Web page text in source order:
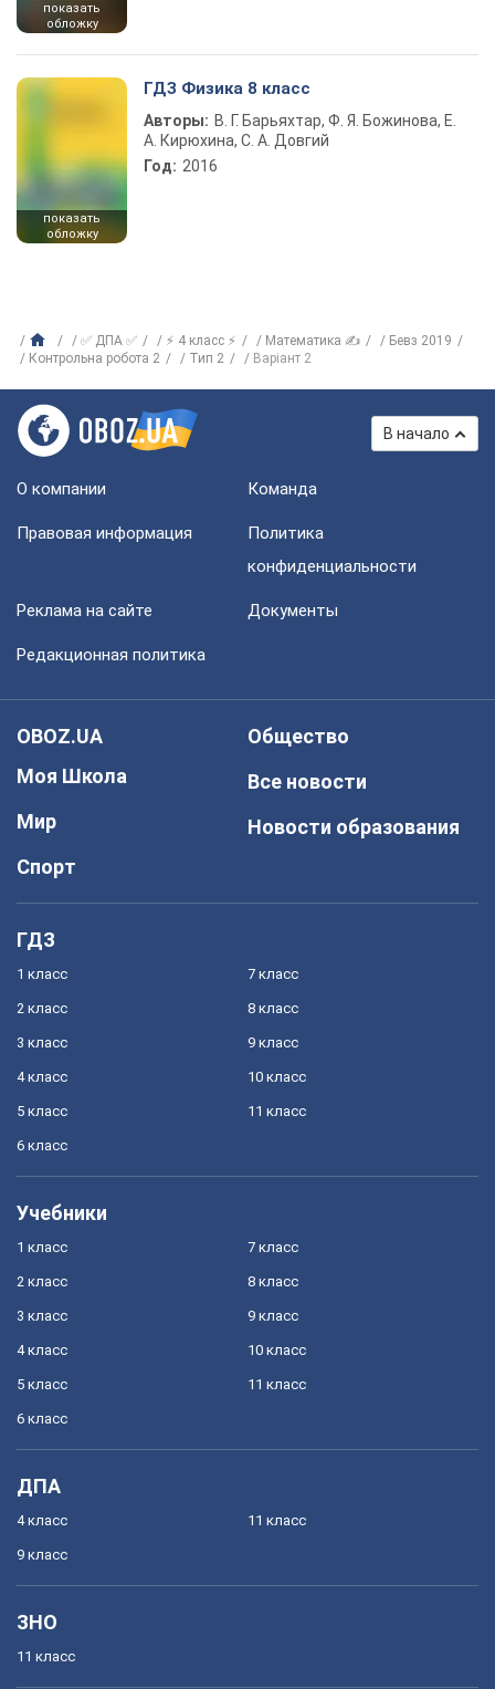
показать
обложку
показать
обложку
ГДЗ Физика 8 класс
Авторы: В. Г. Барьяхтар, Ф. Я. Божинова, Е.
А. Кирюхина, С. А. Довгий
Год: 2016
✅ ДПА ✅ ⚡ 4 класс ⚡ Математика ✍
Бевз 2019
Контрольна робота 2
Тип 2 Варіант 2
В начало
О компании Команда
Правовая информация
Политика
конфиденциальности
Реклама на сайте Документы
Редакционная политика
OBOZ.UA
Моя Школа
Мир
Спорт
Общество
Все новости
Новости образования
ГДЗ
1 класс
2 класс
3 класс
4 класс
5 класс
6 класс
7 класс
8 класс
9 класс
10 класс
11 класс
Учебники
1 класс
2 класс
3 класс
4 класс
5 класс
6 класс
7 класс
8 класс
9 класс
10 класс
11 класс
ДПА
4 класс
9 класс
11 класс
ЗНО
11 класс